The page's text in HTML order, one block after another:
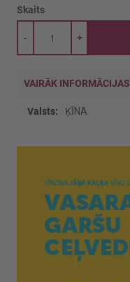
Skaits
+
-
VAIRĀK INFORMĀCIJAS
Vairāk
ĶĪNA